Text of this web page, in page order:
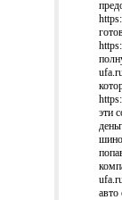
эти
авто